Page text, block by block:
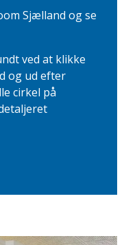
Sjælland og se
ved at klikke
og ud efter
cirkel på